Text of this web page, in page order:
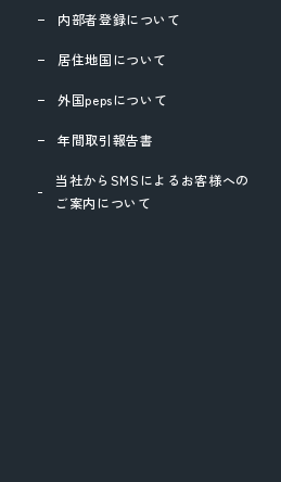
内部者登録について
居住地国について
外国pepsについて
年間取引報告書
当社からSMSによるお客様への
ご案内について